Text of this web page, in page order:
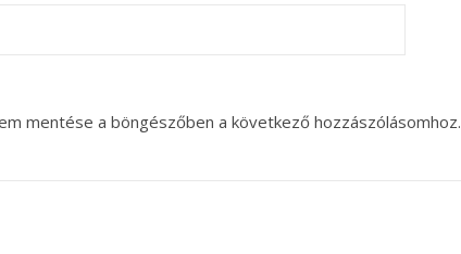
mentése a böngészőben a következő hozzászólásomhoz.